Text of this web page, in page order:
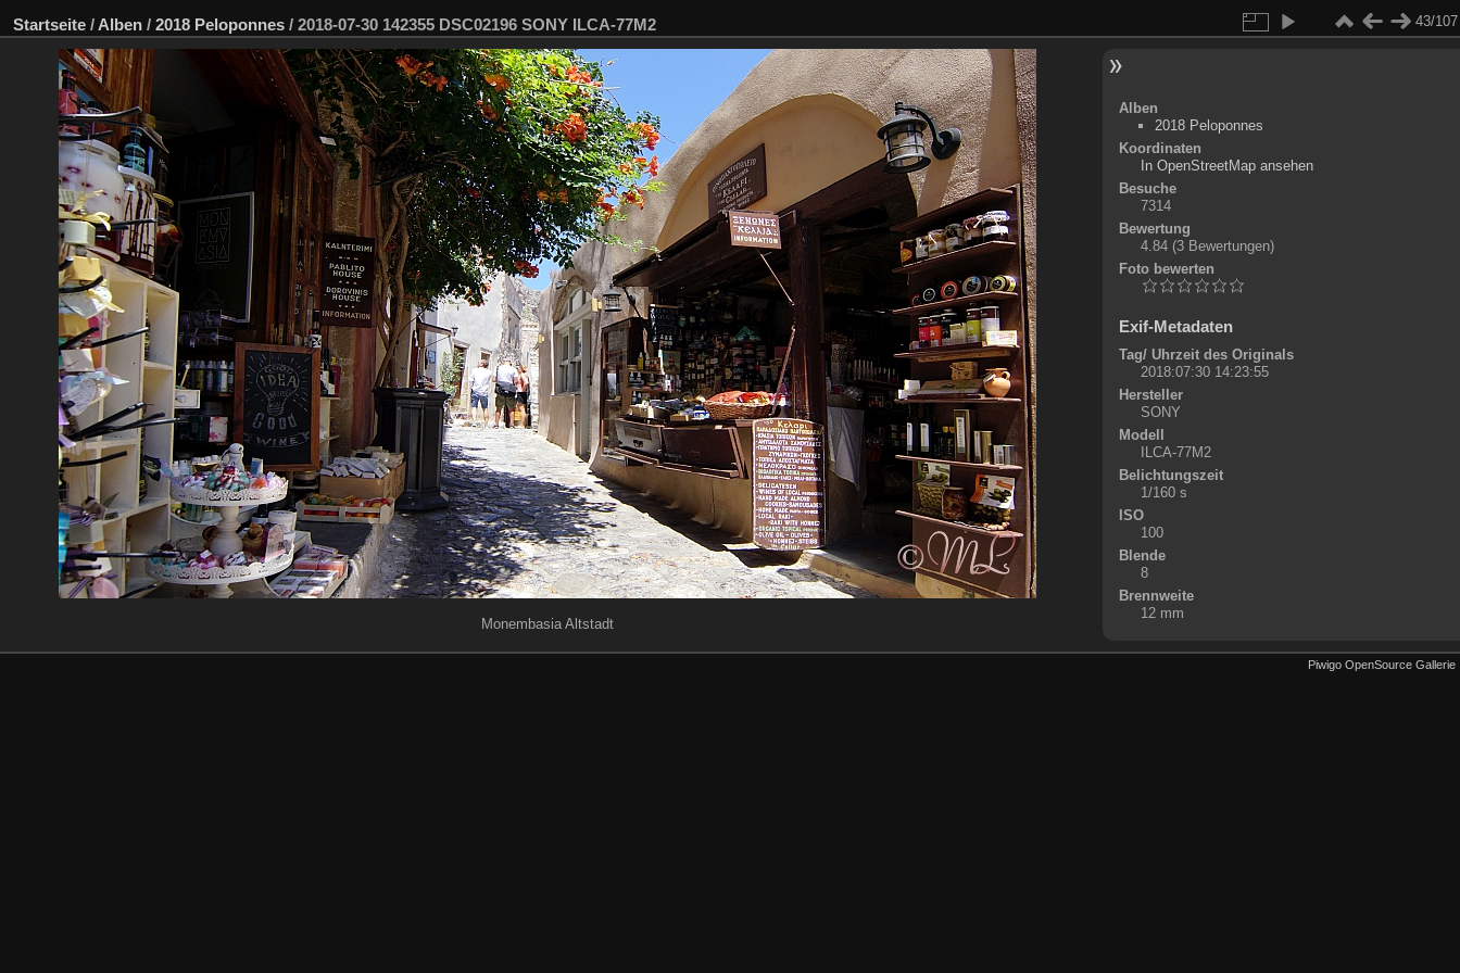
Startseite / Alben / 2018 Peloponnes / 2018-07-30 142355 DSC02196 SONY ILCA-77M2 43/107
Monembasia Altstadt
Alben
2018 Peloponnes
Koordinaten
+
-
In OpenStreetMap ansehen
Besuche
7314
Bewertung
4.84 (3 Bewertungen)
Foto bewerten
Exif-Metadaten
Tag/ Uhrzeit des Originals
2018:07:30 14:23:55
Hersteller
SONY
Modell
ILCA-77M2
Belichtungszeit
1/160 s
ISO
100
Blende
8
Brennweite
12 mm
Piwigo OpenSource Gallerie